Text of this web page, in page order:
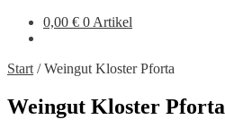
0,00 € 0 Artikel
Start /Weingut Kloster Pforta
Weingut Kloster Pforta